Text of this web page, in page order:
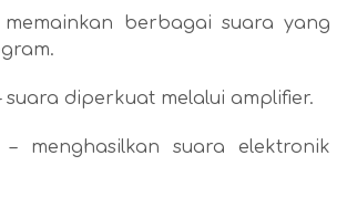
memainkan berbagai suara yang
suara diperkuat melalui amplifier.
– menghasilkan suara elektronik